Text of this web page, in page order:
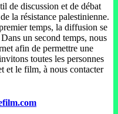
de discussion et de débat
la résistance palestinienne.
temps, la diffusion se
un second temps, nous
afin de permettre une
toutes les personnes
et le film, à nous contacter